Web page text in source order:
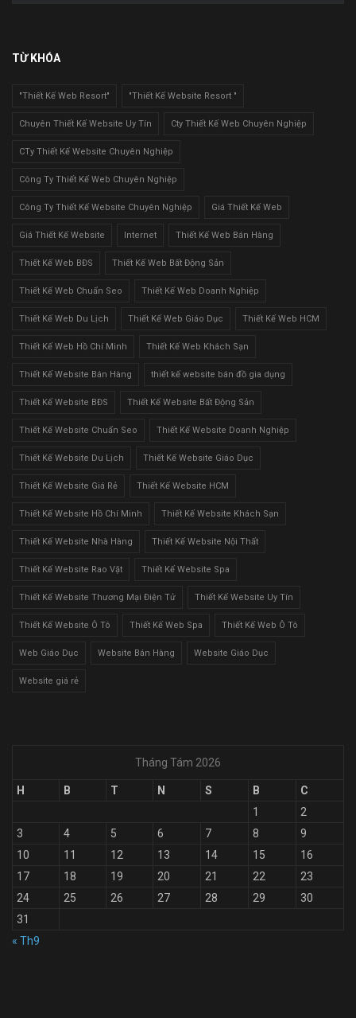
TỪ KHÓA
"Thiết Kế Web Resort" "Thiết Kế Website Resort "
Chuyên Thiết Kế Website Uy Tín Cty Thiết Kế Web Chuyên Nghiệp
CTy Thiết Kế Website Chuyên Nghiệp
Công Ty Thiết Kế Web Chuyên Nghiệp
Công Ty Thiết Kế Website Chuyên Nghiệp Giá Thiết Kế Web
Giá Thiết Kế Website Internet Thiết Kế Web Bán Hàng
Thiết Kế Web BĐS Thiết Kế Web Bất Động Sản
Thiết Kế Web Chuẩn Seo Thiết Kế Web Doanh Nghiệp
Thiết Kế Web Du Lịch Thiết Kế Web Giáo Dục Thiết Kế Web HCM
Thiết Kế Web Hồ Chí Minh Thiết Kế Web Khách Sạn
Thiết Kế Website Bán Hàng thiết kế website bán đồ gia dụng
Thiết Kế Website BĐS Thiết Kế Website Bất Động Sản
Thiết Kế Website Chuẩn Seo Thiết Kế Website Doanh Nghiệp
Thiết Kế Website Du Lịch Thiết Kế Website Giáo Dục
Thiết Kế Website Giá Rẻ Thiết Kế Website HCM
Thiết Kế Website Hồ Chí Minh Thiết Kế Website Khách Sạn
Thiết Kế Website Nhà Hàng Thiết Kế Website Nội Thất
Thiết Kế Website Rao Vặt Thiết Kế Website Spa
Thiết Kế Website Thương Mại Điện Tử Thiết Kế Website Uy Tín
Thiết Kế Website Ô Tô Thiết Kế Web Spa Thiết Kế Web Ô Tô
Web Giáo Dục Website Bán Hàng Website Giáo Dục
Website giá rẻ
Tháng Tám 2026
H B T N S B
C
1
2
3
4 5 6 7 8
9
10
11 12 13 14 15
16
17
18 19 20 21 22
23
24
25 26 27 28 29
30
31
« Th9